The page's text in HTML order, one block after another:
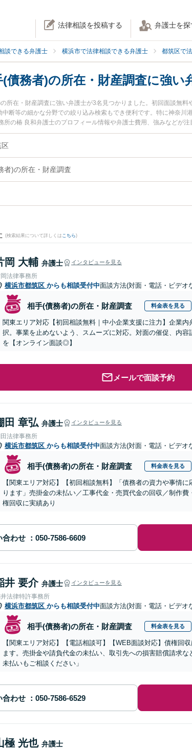
法律相談を投稿する 弁護士を探
談できる弁護士 横浜市で法律相談できる弁護士 都筑区で
債務者)の所在・財産調査に強い
所在・財産調査に強い弁護士が3名見つかりました。初回面談無
断等の細かな分野での絞り込み検索もでき便利です。特に神奈
所の椿 良和弁護士のプロフィール情報や弁護士費用、強みなどが
に弁護士に相談したい』『相手(債務者)の所在・財産調査のトラ
る横浜市都筑区内の弁護士に相談予約したい』などでお困りの相談
者)の所在・財産調査
(検索結果について詳しくは こちら)
岡 大輔 弁護士 インタビューを見る
岡法律事務所
横浜市都筑区 からも相談受付中面談方法(対面・電話・ビデオ
相手(債務者)の所在・財産調査 料金表を見る
関東エリア対応【初回相談無料｜中小企業支援に注力】企業
択。事業を止めないよう、スムーズに対応。対面の催促、内
を【オンライン面談◎】
メールで面談予約
田 章弘 弁護士 インタビューを見る
法律事務所
横浜市都筑区 からも相談受付中面談方法(対面・電話・ビデオ
相手(債務者)の所在・財産調査 料金表を見る
【関東エリア対応】【初回相談無料】「債務者の資力や事情
ります」売掛金の未払い／工事代金・売買代金の回収／制作
権回収に実績あり
合わせ
井 要介 弁護士 インタビューを見る
法律特許事務所
横浜市都筑区 からも相談受付中面談方法(対面・電話・ビデオ
相手(債務者)の所在・財産調査 料金表を見る
【関東エリア対応】【電話相談可】【WEB面談対応】債権回
ます。売掛金や請負代金の未払い、取引先への損害賠償請求
未払いもご相談ください」
合わせ
極 光也 弁護士